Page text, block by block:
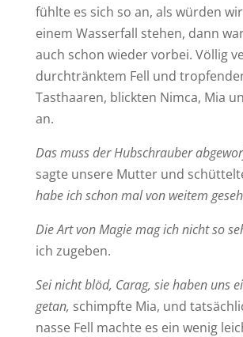
fühlte es sich so an, als würden
einem Wasserfall stehen, dann
auch schon wieder vorbei. Völlig
durchtränktem Fell und
Tasthaaren, blickten Nimca, Mia
an.
Das muss der Hubschrauber
sagte unsere Mutter und
habe ich schon mal von weitem
Die Art von Magie mag ich nicht so
ich zugeben.
Sei nicht blöd, Carag, sie haben uns
getan, schimpfte Mia, und
nasse Fell machte es ein wenig